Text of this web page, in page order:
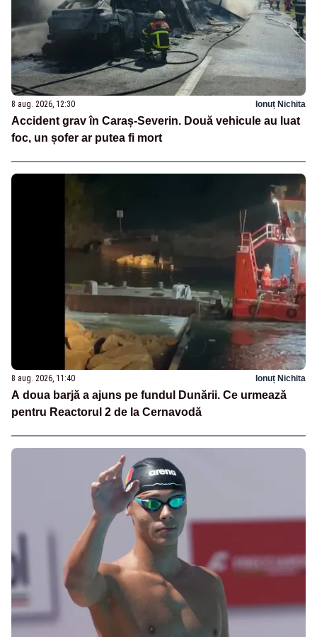
8 aug. 2026, 12:30 Ionuț Nichita
Accident grav în Caraș-Severin. Două vehicule au luat
foc, un șofer ar putea fi mort
8 aug. 2026, 11:40 Ionuț Nichita
A doua barjă a ajuns pe fundul Dunării. Ce urmează
pentru Reactorul 2 de la Cernavodă